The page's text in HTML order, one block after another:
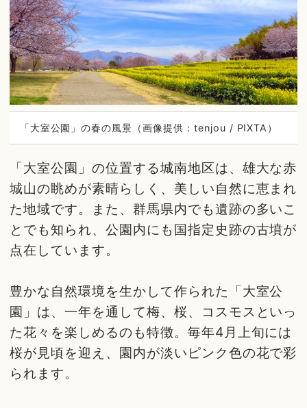
「大室公園」の春の風景（画像提供：tenjou / PIXTA）
「大室公園」の位置する城南地区は、雄大な赤
城山の眺めが素晴らしく、美しい自然に恵まれ
た地域です。また、群馬県内でも遺跡の多いこ
とでも知られ、公園内にも国指定史跡の古墳が
点在しています。
豊かな自然環境を生かして作られた「大室公
園」は、一年を通して梅、桜、コスモスといっ
た花々を楽しめるのも特徴。毎年4月上旬には
桜が見頃を迎え、園内が淡いピンク色の花で彩
られます。